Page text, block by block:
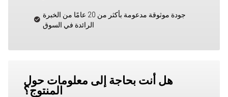
جودة موثوقة مدعومة بأكثر من 20 عامًا من الخبرة
الرائدة في السوق
هل أنت بحاجة إلى معلومات حول
المنتوج؟